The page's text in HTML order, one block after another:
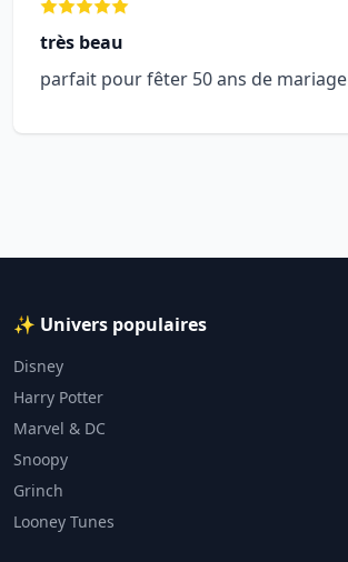
très beau
parfait pour fêter 50 ans de mariage
✨ Univers populaires
Disney
Harry Potter
Marvel & DC
Snoopy
Grinch
Looney Tunes